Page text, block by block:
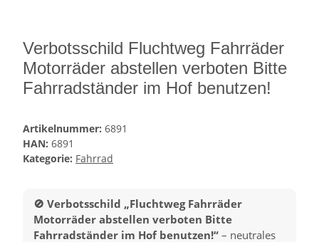
Verbotsschild Fluchtweg Fahrräder
Motorräder abstellen verboten Bitte
Fahrradständer im Hof benutzen!
Artikelnummer: 6891
HAN: 6891
Kategorie: Fahrrad
🚫 Verbotsschild „Fluchtweg Fahrräder
Motorräder abstellen verboten Bitte
Fahrradständer im Hof benutzen!“ – neutrales